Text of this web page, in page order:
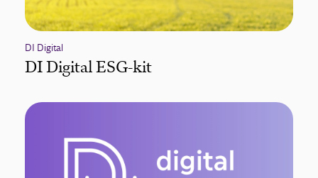
DI Digital
DI Digital ESG-kit